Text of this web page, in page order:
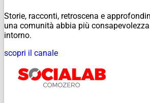
Storie, racconti, retroscena e
una comunità abbia più
intorno.
scopri il canale